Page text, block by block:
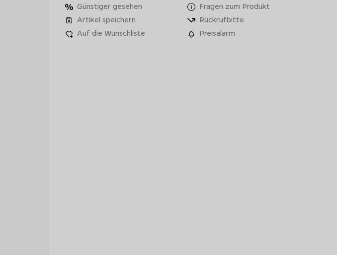
Günstiger gesehen
Fragen zum Produkt
Artikel speichern
Rückrufbitte
Auf die Wunschliste
Preisalarm